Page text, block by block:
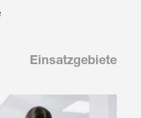
Einsatzgebiete